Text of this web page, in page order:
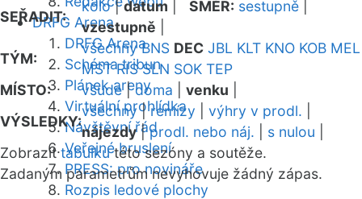
DRFG Arena
DRFG Arena
Schéma tribun
Plánek areny
Virtuální prohlídka
Návštěvní řád
Veřejné bruslení
PRESS: pro novináře
Rozpis ledové plochy
SEŘADIT:
kolo|datum SMĚR: sestupně
vzestupně
TÝM:
všechny BNS DEC JBL KLT KNO KOB MEL
MST RIS SLN SOK TEP
MÍSTO:
všude|doma venku
VÝSLEDKY:
všechny|remízy výhry v prodl.
nájezdy|prodl. nebo náj. s nulou
Zobrazittabulkutéto sezóny a soutěže.
Zadaným parametrům nevyhovuje žádný zápas.